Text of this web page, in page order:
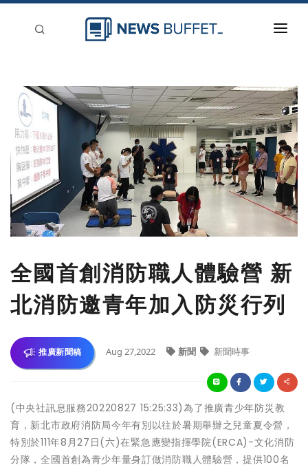
新聞稿分類
登入
刊登
全國首創消防職人體驗營 新
北消防邀青年加入防災行列
推廣新聞稿 Aug 27,2022 新聞 新聞時事
(中央社訊息服務20220827 15:25:33)為了推廣青少年防災教
育，新北市政府消防局今年有別以往於暑期舉辦之兒童夏令營，
特別於111年8月27日(六)在緊急應變指揮學院(ERCA)-文化消防
分隊，全國首創為青少年量身訂做消防職人體驗營，提供100名